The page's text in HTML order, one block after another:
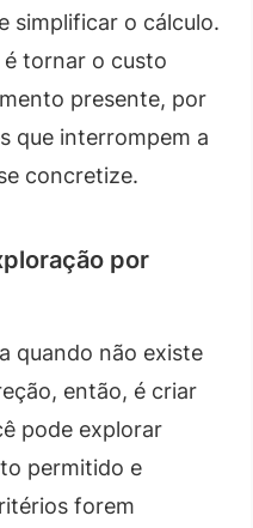
simplificar o cálculo.
tornar o custo
presente, por
que interrompem a
concretize.
por
quando não existe
então, é criar
pode explorar
permitido e
forem